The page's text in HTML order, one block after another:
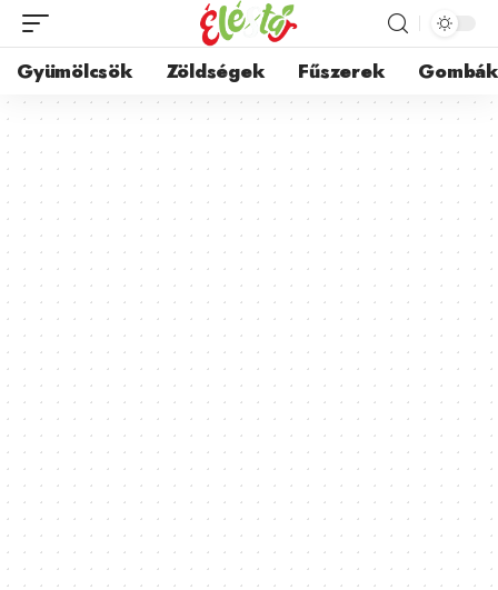
Gyümölcsök Zöldségek Fűszerek Gombák